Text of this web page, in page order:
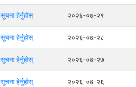
सूचना हेर्नुहोस् २०२६-०७-२९
सूचना हेर्नुहोस् २०२६-०७-२८
सूचना हेर्नुहोस् २०२६-०७-२७
सूचना हेर्नुहोस् २०२६-०७-२६